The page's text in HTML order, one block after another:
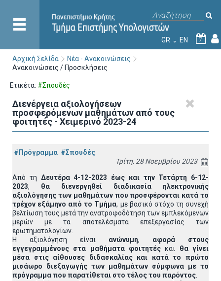
GR EN 7
Αρχική Σελίδα
Νέα - Ανακοινώσεις
Ανακοινώσεις / Προσκλήσεις
Ετικέτα: #Σπουδές
Διενέργεια αξιολογήσεων
προσφερόμενων μαθημάτων από τους
φοιτητές - Χειμερινό 2023-24
#Πρόγραμμα #Σπουδές
Τρίτη, 28 Νοεμβρίου 2023
Από τη Δευτέρα 4-12-2023 έως και την Τετάρτη 6-12-
2023, θα διενεργηθεί διαδικασία ηλεκτρονικής
αξιολόγησης των μαθημάτων που προσφέρονται κατά το
τρέχον εξάμηνο από το Τμήμα, με βασικό στόχο τη συνεχή
βελτίωση τους μετά την ανατροφοδότηση των εμπλεκόμενων
μερών με τα αποτελέσματα επεξεργασίας των
ερωτηματολογίων.
Η αξιολόγηση είναι ανώνυμη, αφορά στους
εγγεγραμμένους στα μαθήματα φοιτητέςκαι θα γίνει
μέσα στις αίθουσες διδασκαλίας και κατά το πρώτο
μισάωρο διεξαγωγής των μαθημάτων σύμφωνα με το
πρόγραμμα που παρατίθεται στο τέλος του παρόντος